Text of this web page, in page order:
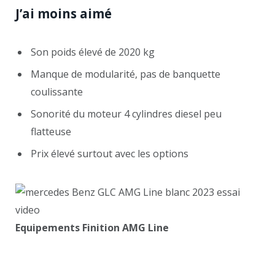
J’ai moins aimé
Son poids élevé de 2020 kg
Manque de modularité, pas de banquette
coulissante
Sonorité du moteur 4 cylindres diesel peu
flatteuse
Prix élevé surtout avec les options
Equipements Finition AMG Line